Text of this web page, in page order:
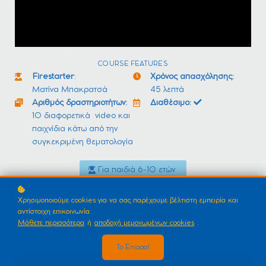
COURSE FEATURES
Firestarter:
Ματίνα Μπακρατσά
Χρόνος απασχόλησης:
45 λεπτά
Αριθμός δραστηριοτήτων:
10 διαφορετικά video και
παιχνίδια κάτω από την
συγκεκριμένη θεματολογία
Διαθέσιμο:
Για παιδιά 6-10 ετών
Θέλω Να Ξεκινήσω!
Χρησιμοποιούμε cookies για να σας παρέχουμε βέλτιστη εμπειρία και
αντίστοιχη επικοινωνία.
Μάθετε περισσότερα ή αποδοχή μεμονωμένων cookies
Το Έπιασα!